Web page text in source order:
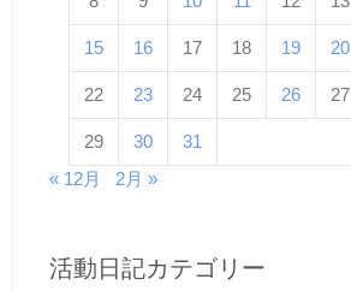
15 16 17 18 19 20
22 23 24 25 26 27
29 30
31
« 12月
2月 »
活動日記カテゴリー